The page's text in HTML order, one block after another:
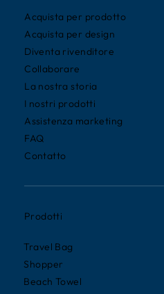
Acquista per prodotto
Acquista per design
Diventa rivenditore
Collaborare
La nostra storia
I nostri prodotti
Assistenza marketing
FAQ
Contatto
Prodotti
Travel Bag
Shopper
Beach Towel